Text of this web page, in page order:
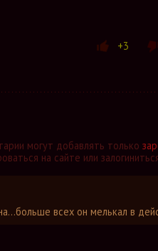
+3
могут добавлять только
на сайте или
всех он мелькал в